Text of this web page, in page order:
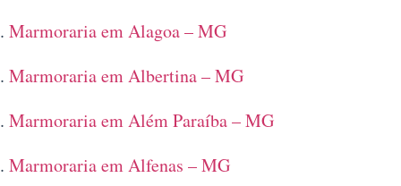
Marmoraria em Alagoa – MG
Marmoraria em Albertina – MG
Marmoraria em Além Paraíba – MG
Marmoraria em Alfenas – MG